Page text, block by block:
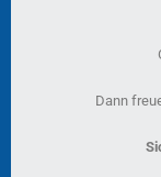
Dann